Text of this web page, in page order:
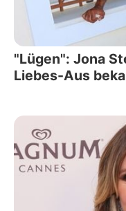
"Lügen": Jona
Liebes-Aus